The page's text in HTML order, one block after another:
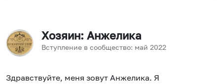
Хозяин: Анжелика
Вступление в сообщество: май 2022
Здравствуйте, меня зовут Анжелика. Я